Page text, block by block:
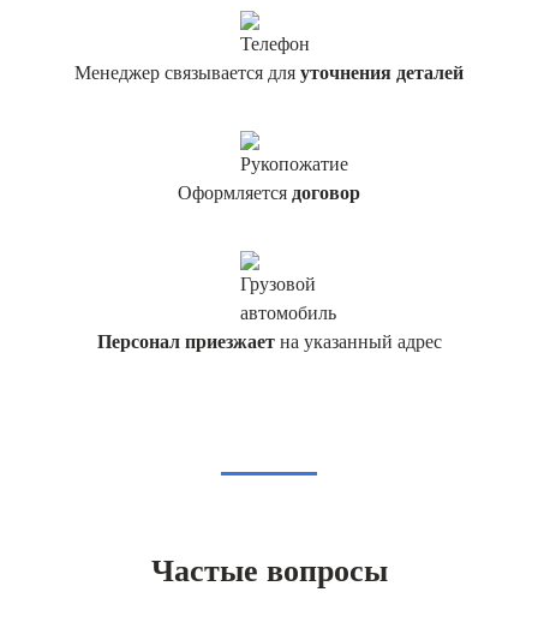
Менеджер связывается для уточнения деталей
Оформляется договор
Персонал приезжаетна указанный адрес
Частые вопросы